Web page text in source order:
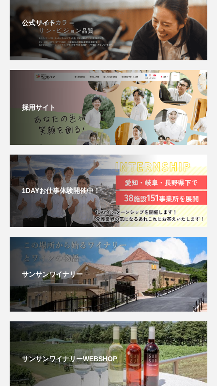
公式サイト
採用サイト
1DAYお仕事体験開催中！
サンサンワイナリー
サンサンワイナリーWEBSHOP